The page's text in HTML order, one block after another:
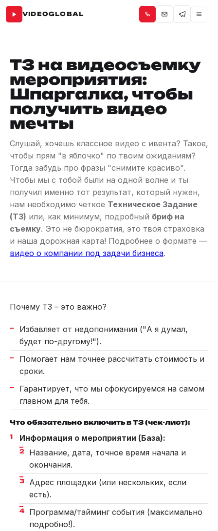
VIDEOGLOBAL
ТЗ на видеосъемку
мероприятия:
Шпаргалка, чтобы
получить видео
мечты
Слушай, хочешь классное видео с ивента? Такое,
чтобы прям "в яблочко" по твоим ожиданиям?
Тогда забудь про фразы "снимите красиво".
Чтобы мы с тобой были на одной волне и ты
получил именно тот результат, который нужен,
нам необходимо четкое Техническое Задание
(ТЗ) или, как минимум, подробный бриф на
съемку. Это не бюрократия, это твоя страховка
и наша дорожная карта! Подробнее о формате —
видео о компании под задачи бизнеса.
Почему ТЗ – это важно?
Избавляет от недопонимания ("А я думал,
будет по-другому!").
Помогает нам точнее рассчитать стоимость и
сроки.
Гарантирует, что мы сфокусируемся на самом
главном для тебя.
Что обязательно включить в ТЗ (чек-лист):
Информация о мероприятии (База):
Название, дата, точное время начала и
окончания.
Адрес площадки (или нескольких, если
есть).
Программа/тайминг события (максимально
подробно!).